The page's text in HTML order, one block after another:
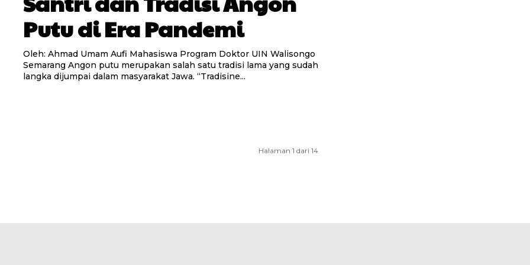
Putu di Era Pandemi
Oleh: Ahmad Umam Aufi Mahasiswa Program Doktor UIN Walisongo
Semarang Angon putu merupakan salah satu tradisi lama yang sudah
langka dijumpai dalam masyarakat Jawa. “Tradisine...
Halaman 1 dari 14